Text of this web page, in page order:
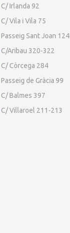
C/ Irlanda 92
C/ Vila i Vila 75
Passeig Sant Joan 124
C/Aribau 320-322
C/ Còrcega 284
Passeig de Gràcia 99
C/ Balmes 397
C/ Villaroel 211-213